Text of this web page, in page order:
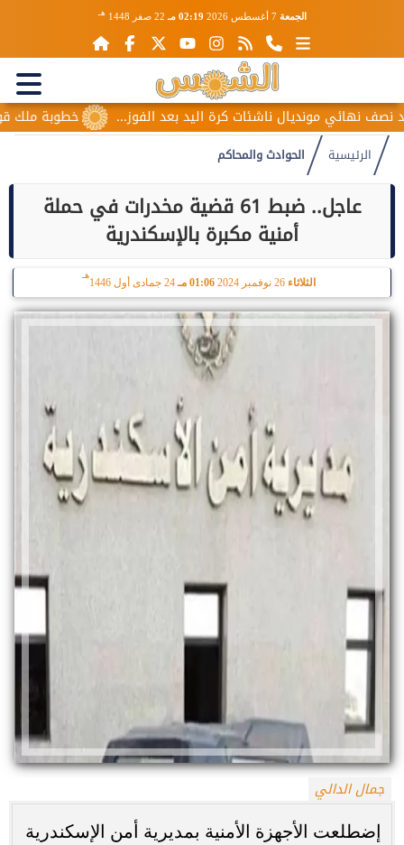
الجمعة 7 أغسطس 2026 02:19 مـ 22 صفر 1448 هـ
خطوبة ملك قورة مونديال ناشئات كرة اليد بعد الفوز...
الرئيسية الحوادث والمحاكم
عاجل.. ضبط 61 قضية مخدرات في حملة
أمنية مكبرة بالإسكندرية
الثلاثاء 26 نوفمبر 2024 01:06 مـ 24 جمادى أول 1446
هـ
جمال الدالي
إضطلعت الأجهزة الأمنية بمديرية أمن الإسكندرية